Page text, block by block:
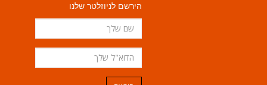
הירשם לניוזלטר שלנו